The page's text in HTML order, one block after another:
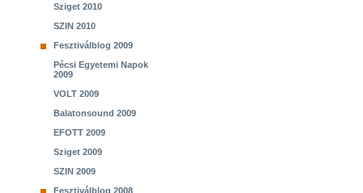
Sziget 2010
SZIN 2010
Fesztiválblog 2009
Pécsi Egyetemi Napok
2009
VOLT 2009
Balatonsound 2009
EFOTT 2009
Sziget 2009
SZIN 2009
Fesztiválblog 2008